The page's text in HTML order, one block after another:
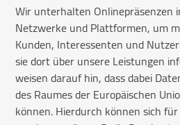
Wir unterhalten Onlinepräsenzen
Netzwerke und Plattformen, um
Kunden, Interessenten und
sie dort über unsere Leistungen
weisen darauf hin, dass dabei
des Raumes der Europäischen
können. Hierdurch können sich